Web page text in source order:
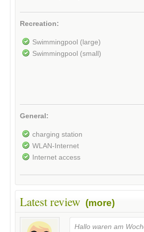
Recreation:
Swimmingpool (large)
Swimmingpool (small)
General:
charging station
WLAN-Internet
Internet access
Latest review (more)
Hallo waren am